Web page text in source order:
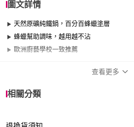
圖文詳情
天然原礦純鐵鍋，百分百蜂蠟塗層
蜂蠟幫助調味，越用越不沾
歐洲廚藝學校一致推薦
查看更多
相關分類